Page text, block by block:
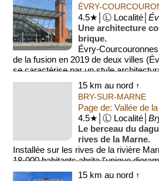
ÉVRY-
4.5★│Ⓛ Localité│
Une architecture
brique.
Évry-
de la fusion en 2019 de deux villes
se caractérise par un style
15 km au nord ↑
BRY-SUR-MARNE
Page de: Vallée de
4.5★│Ⓛ Localité│
Le berceau du
rives de la Marne.
Installée sur les rives de la rivière
18·000 habitants abrite l'unique
œuvre de Louis Dag...15 km au nord ↑